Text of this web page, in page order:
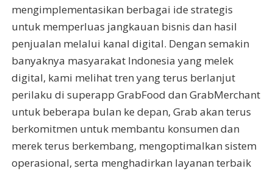
mengimplementasikan berbagai ide strategis
untuk memperluas jangkauan bisnis dan hasil
penjualan melalui kanal digital. Dengan semakin
banyaknya masyarakat Indonesia yang melek
digital, kami melihat tren yang terus berlanjut
perilaku di superapp GrabFood dan GrabMerchant
untuk beberapa bulan ke depan, Grab akan terus
berkomitmen untuk membantu konsumen dan
merek terus berkembang, mengoptimalkan sistem
operasional, serta menghadirkan layanan terbaik